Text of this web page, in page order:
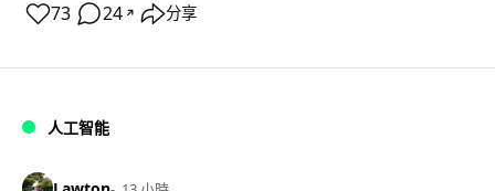
73 24 ↗ 分享
人工智能